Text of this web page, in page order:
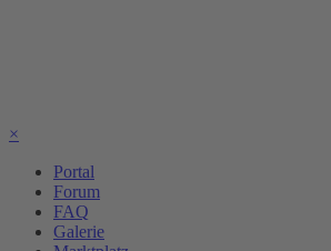
×
Portal
Forum
FAQ
Galerie